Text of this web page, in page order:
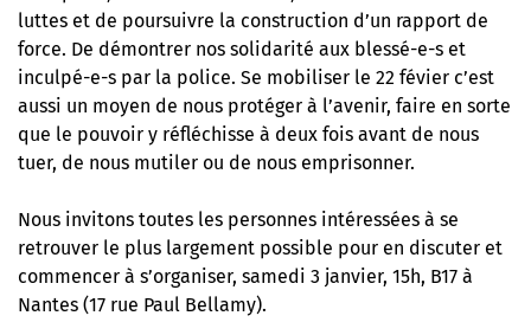
luttes et de poursuivre la construction d’un rapport de
force. De démontrer nos solidarité aux blessé-e-s et
inculpé-e-s par la police. Se mobiliser le 22 févier c’est
aussi un moyen de nous protéger à l’avenir, faire en sorte
que le pouvoir y réfléchisse à deux fois avant de nous
tuer, de nous mutiler ou de nous emprisonner.
Nous invitons toutes les personnes intéressées à se
retrouver le plus largement possible pour en discuter et
commencer à s’organiser, samedi 3 janvier, 15h, B17 à
Nantes (17 rue Paul Bellamy).